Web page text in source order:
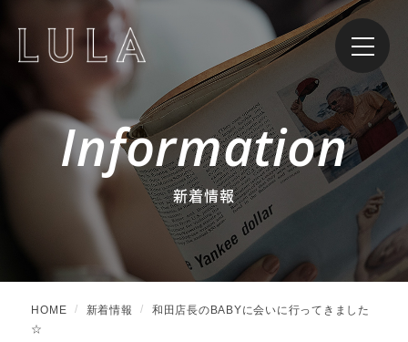
Information
新着情報
HOME 新着情報
和田店長のBABYに会いに行ってきました
☆